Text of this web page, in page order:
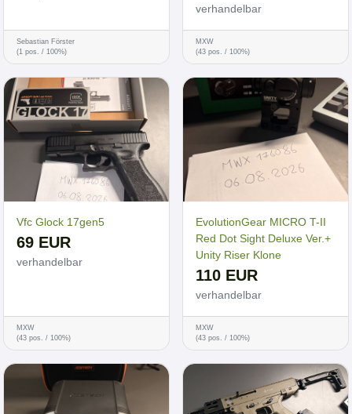
Sebastian Förster
(1 pos. / 100%)
verhandelbar
MXW
(43 pos. / 100%)
Vfc Glock 17gen5
69 EUR
verhandelbar
MXW
(43 pos. / 100%)
EvolutionGear MICRO T-II
Red Dot Sight Deluxe Ver.+
Unity Riser Klone
110 EUR
verhandelbar
MXW
(43 pos. / 100%)